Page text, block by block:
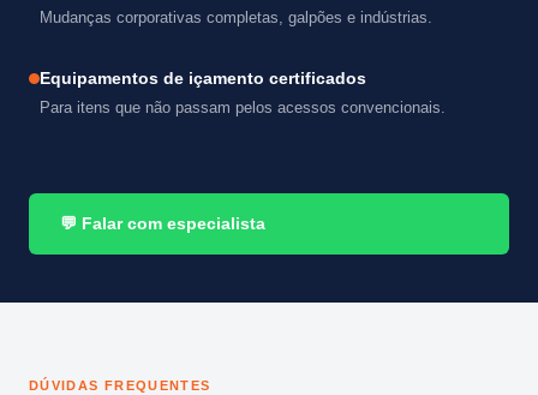
Mudanças corporativas completas, galpões e indústrias.
Equipamentos de içamento certificados
Para itens que não passam pelos acessos convencionais.
💬 Falar com especialista
DÚVIDAS FREQUENTES